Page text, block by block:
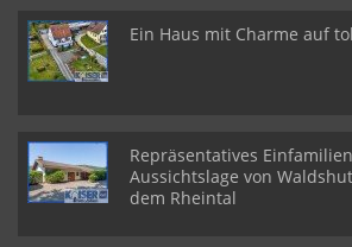
Ein Haus mit Charme auf
Repräsentatives
Aussichtslage von
dem Rheintal